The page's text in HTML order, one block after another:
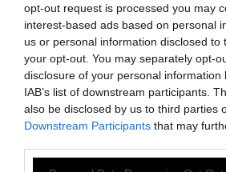
opt-out request is processed you may
interest-based ads based on personal
us or personal information disclosed to
your opt-out. You may separately opt-
disclosure of your personal information
IAB’s list of downstream participants.
also be disclosed by us to third parties
Downstream Participants that may
γράμμα νεκρό. Είναι η
Ότι οι λεγόμενοι
-κατά πλειονότητα, οι
κοροϊδεύουν, είναι
Εκείνοι βλέπουν το
Που βρίσκεται η αλήθεια,
μέρα, όταν δεν θα μαστε